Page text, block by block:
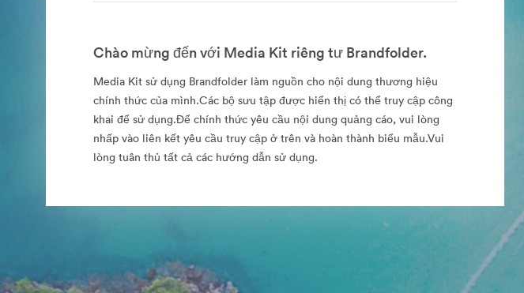
Chào mừng đến với Media Kit riêng tư Brandfolder.
Media Kit sử dụng Brandfolder làm nguồn cho nội dung thương hiệu
chính thức của mình.Các bộ sưu tập được hiển thị có thể truy cập công
khai để sử dụng.Để chính thức yêu cầu nội dung quảng cáo, vui lòng
nhấp vào liên kết yêu cầu truy cập ở trên và hoàn thành biểu mẫu.Vui
lòng tuân thủ tất cả các hướng dẫn sử dụng.